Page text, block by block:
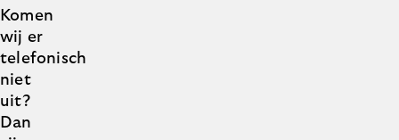
Komen
wij er
telefonisch
niet
uit?
Dan